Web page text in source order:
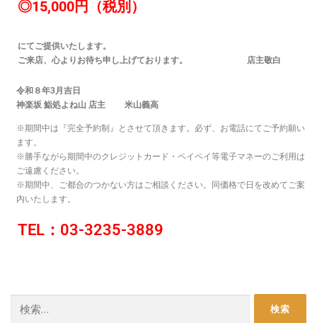
◎15,000円（税別）
にてご提供いたします。
ご来店、心よりお待ち申し上げております。 店主敬白
令和８年3月吉日
神楽坂 鮨処よね山 店主
米山義高
※期間中は『完全予約制』とさせて頂きます。必ず、お電話にてご予約願い
ます。
※勝手ながら期間中のクレジットカード・ペイペイ等電子マネーのご利用は
ご遠慮ください。
※期間中、ご都合のつかない方はご相談ください。同価格で日を改めてご案
内いたします。
TEL：03-3235-3889